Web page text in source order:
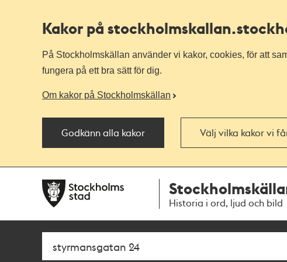
Kakor på stockholmskallan
På Stockholmskällan använder vi kakor, cookies, för att
fungera på ett bra sätt för dig.
Om kakor på Stockholmskällan
Godkänn alla kakor Välj vilka kakor vi
navigationen
huvudinnehållet
Historia i ord, ljud och bild
Sök